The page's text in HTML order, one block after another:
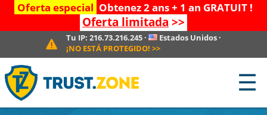
Oferta especial Obtenez 2 ans + 1 an GRATUIT !
Oferta limitada >>
Tu IP: 216.73.216.245· Estados Unidos ·
¡NO ESTÁ PROTEGIDO! >>
☰